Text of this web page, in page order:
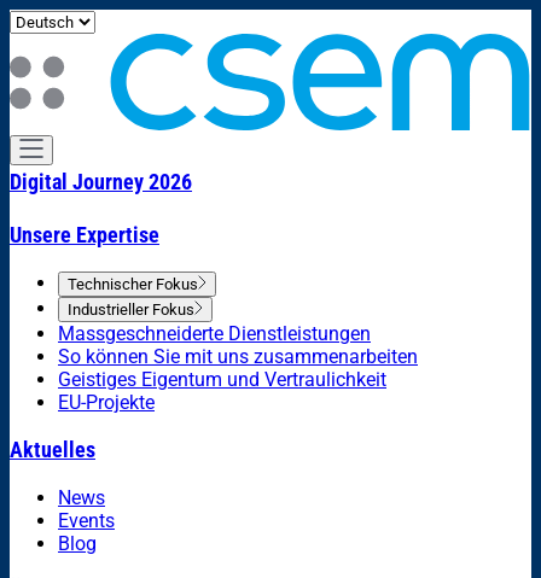
Digital Journey 2026
Unsere Expertise
Technischer Fokus
Industrieller Fokus
Massgeschneiderte Dienstleistungen
So können Sie mit uns zusammenarbeiten
Geistiges Eigentum und Vertraulichkeit
EU-Projekte
Aktuelles
News
Events
Blog